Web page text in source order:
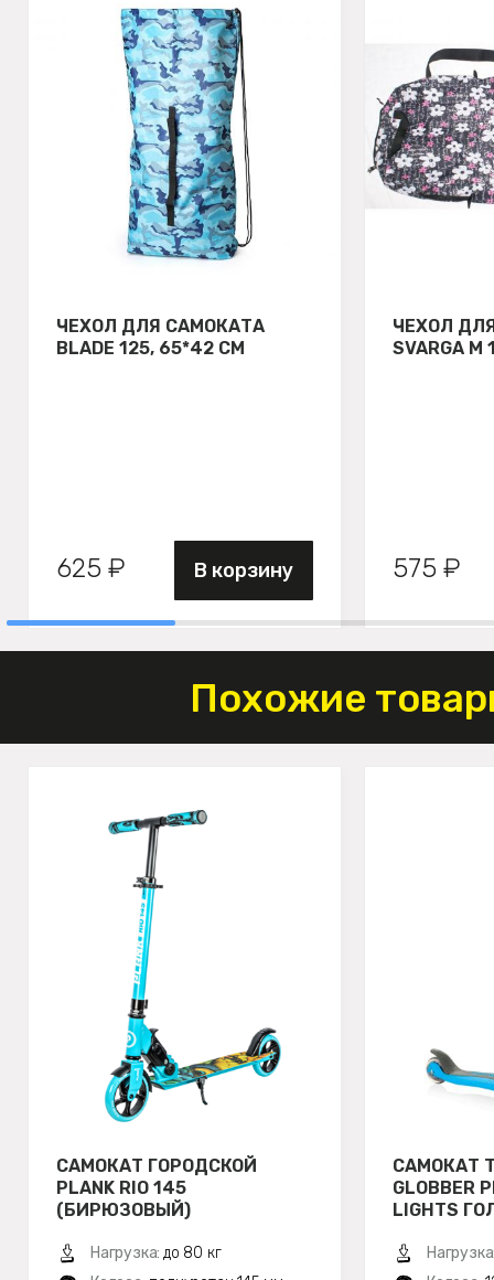
ЧЕХОЛ ДЛЯ САМОКАТА
BLADE 125, 65*42 СМ
625 ₽ В корзину
ЧЕХОЛ
SVARGA М
575 ₽
Похожие
САМОКАТ ГОРОДСКОЙ
PLANK RIO 145
(БИРЮЗОВЫЙ)
Нагрузка: до 80 кг
САМОКАТ
GLOBBER
LIGHTS